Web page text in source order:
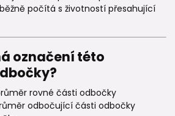
počítá s životností přesahující
označení této
rovné části odbočky
odbočující části odbočky